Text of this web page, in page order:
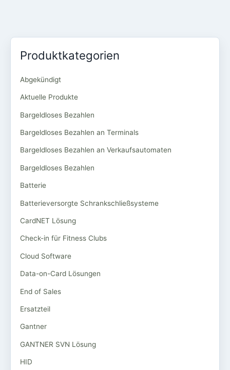
Produktkategorien
Abgekündigt
Aktuelle Produkte
Bargeldloses Bezahlen
Bargeldloses Bezahlen an Terminals
Bargeldloses Bezahlen an Verkaufsautomaten
Bargeldloses Bezahlen
Batterie
Batterieversorgte Schrankschließsysteme
CardNET Lösung
Check-in für Fitness Clubs
Cloud Software
Data-on-Card Lösungen
End of Sales
Ersatzteil
Gantner
GANTNER SVN Lösung
HID